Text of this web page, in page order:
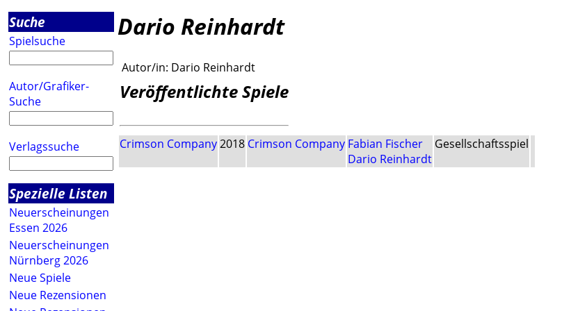
Suche
Spielsuche
Autor/Grafiker-
Suche
Verlagssuche
Spezielle Listen
Neuerscheinungen
Essen 2026
Neuerscheinungen
Nürnberg 2026
Neue Spiele
Neue Rezensionen
Dario Reinhardt
Autor/in: Dario Reinhardt
Veröffentlichte Spiele
Crimson Company2018 Crimson Company Fabian Fischer
Dario Reinhardt
Gesellschaftsspiel